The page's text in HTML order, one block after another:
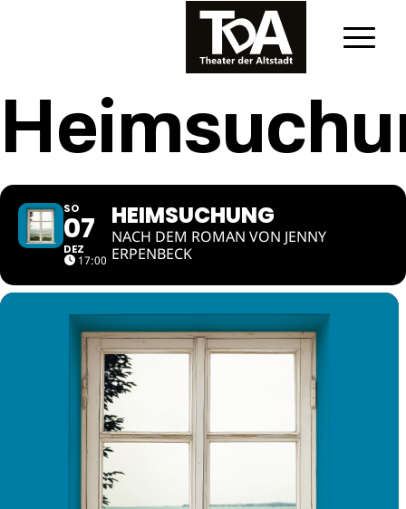
SO
07
DEZ
17:00
HEIMSUCHUNG
NACH DEM ROMAN VON JENNY
ERPENBECK